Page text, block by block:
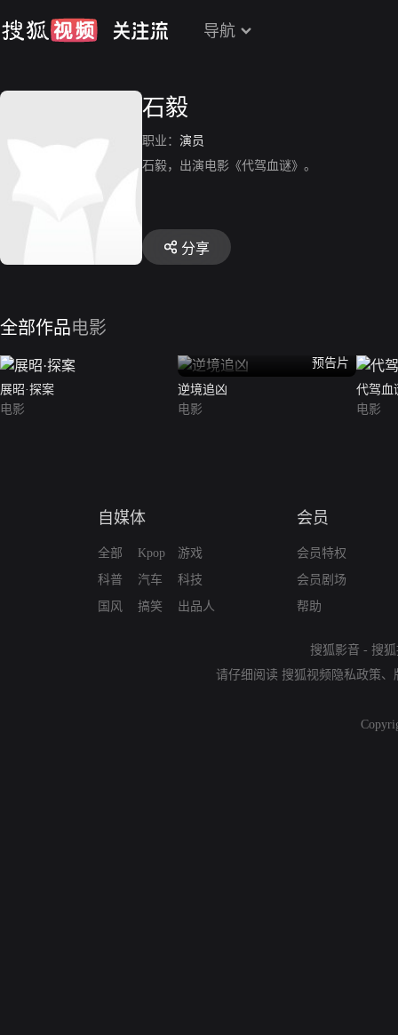
导航
石毅
职业： 演员
石毅，出演电影《代驾血谜》。
分享
全部作品电影
展昭·探案
电影
预告片
逆境追凶
电影
代驾血
电影
自媒体
全部
科普
国风
Kpop
汽车
搞笑
游戏
科技
出品人
会员
会员特权
会员剧场
帮助
搜狐影音 - 搜
请仔细阅读 搜狐视频隐私政策、